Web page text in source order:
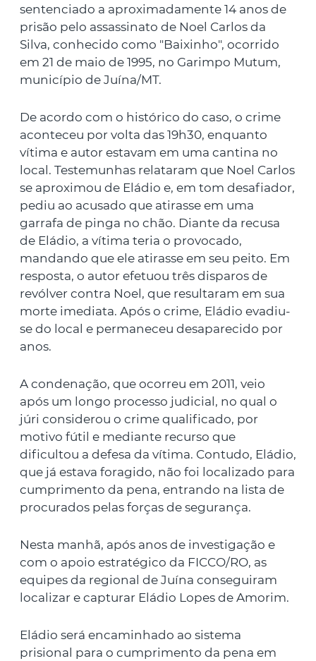
sentenciado a aproximadamente 14 anos de
prisão pelo assassinato de Noel Carlos da
Silva, conhecido como "Baixinho", ocorrido
em 21 de maio de 1995, no Garimpo Mutum,
município de Juína/MT.
De acordo com o histórico do caso, o crime
aconteceu por volta das 19h30, enquanto
vítima e autor estavam em uma cantina no
local. Testemunhas relataram que Noel Carlos
se aproximou de Eládio e, em tom desafiador,
pediu ao acusado que atirasse em uma
garrafa de pinga no chão. Diante da recusa
de Eládio, a vítima teria o provocado,
mandando que ele atirasse em seu peito. Em
resposta, o autor efetuou três disparos de
revólver contra Noel, que resultaram em sua
morte imediata. Após o crime, Eládio evadiu-
se do local e permaneceu desaparecido por
anos.
A condenação, que ocorreu em 2011, veio
após um longo processo judicial, no qual o
júri considerou o crime qualificado, por
motivo fútil e mediante recurso que
dificultou a defesa da vítima. Contudo, Eládio,
que já estava foragido, não foi localizado para
cumprimento da pena, entrando na lista de
procurados pelas forças de segurança.
Nesta manhã, após anos de investigação e
com o apoio estratégico da FICCO/RO, as
equipes da regional de Juína conseguiram
localizar e capturar Eládio Lopes de Amorim.
Eládio será encaminhado ao sistema
prisional para o cumprimento da pena em